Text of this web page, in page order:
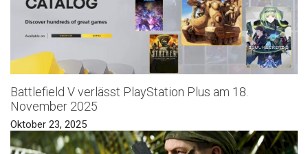
Battlefield V verlässt PlayStation Plus am 18.
November 2025
Oktober 23, 2025